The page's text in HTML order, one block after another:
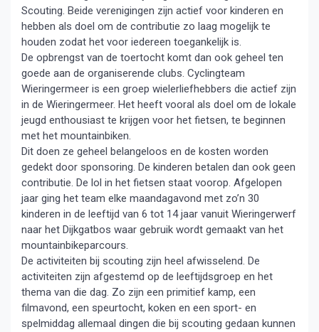
Scouting. Beide verenigingen zijn actief voor kinderen en
hebben als doel om de contributie zo laag mogelijk te
houden zodat het voor iedereen toegankelijk is.
De opbrengst van de toertocht komt dan ook geheel ten
goede aan de organiserende clubs. Cyclingteam
Wieringermeer is een groep wielerliefhebbers die actief zijn
in de Wieringermeer. Het heeft vooral als doel om de lokale
jeugd enthousiast te krijgen voor het fietsen, te beginnen
met het mountainbiken.
Dit doen ze geheel belangeloos en de kosten worden
gedekt door sponsoring. De kinderen betalen dan ook geen
contributie. De lol in het fietsen staat voorop. Afgelopen
jaar ging het team elke maandagavond met zo’n 30
kinderen in de leeftijd van 6 tot 14 jaar vanuit Wieringerwerf
naar het Dijkgatbos waar gebruik wordt gemaakt van het
mountainbikeparcours.
De activiteiten bij scouting zijn heel afwisselend. De
activiteiten zijn afgestemd op de leeftijdsgroep en het
thema van die dag. Zo zijn een primitief kamp, een
filmavond, een speurtocht, koken en een sport- en
spelmiddag allemaal dingen die bij scouting gedaan kunnen